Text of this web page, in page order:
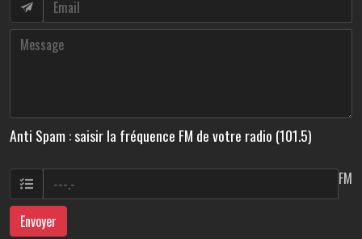
Anti Spam : saisir la fréquence FM de votre radio (101.5)
FM
Envoyer